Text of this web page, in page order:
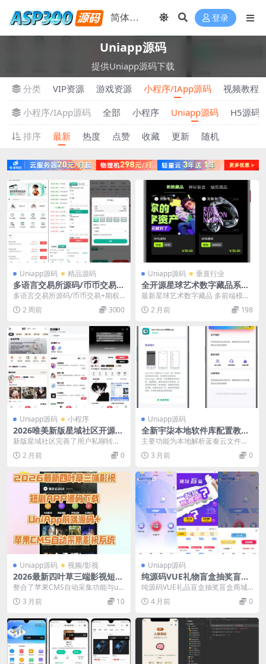
登录
Uniapp源码
提供Uniapp源码下载
分类
VIP资源 游戏资源 小程序/IApp源码
视频教程
小程序/IApp源码
全部 小程序 Uniapp源码
H5源码
排序
最新 热度 点赞 收藏 更新 随机
Uniapp源码 精品源码
多语言交易所源码/币币交易
+永续签约+借贷+新币申购+理
多语言交易所源码/币币交易+期权
交易+永续合 约+Defi借贷+新币申
购+矿 机...
2 周前 3000
Uniapp源码 垂直行业
全开源星球艺术数字藏品系统
源码前端uniapp
最新星球艺术数字藏品 多前端模板
带uniapp源码，本套源码是定制开
发的数藏系统...
2 月前 198
Uniapp源码 小程序
2026唯美新版星域社区开源，
三端APP源码
新版星域社区完善了用户私聊转
账、商城购买、类 似于闲鱼一样的
功能，可以在星域社区...
2 月前 0
Uniapp源码
全新宇柒本地软件库配置教程
– 免费配置 | 本地部署无需服
务器
主要功能为本地解析蓝奏云文件夹
分享外链并显示，不涉及服务器部
署，支持解析单个文件...
3 月前 0
Uniapp源码 视频/影视
2026最新四叶草三端影视短剧
APP源码下载UniApp前端源
码+苹果CMS
整合了苹果CMS自动采集功能与uni
app前端，实现多端影视平台搭
建。系统支持寺...
3 月前 10
Uniapp源码
纯源码VUE礼物盲盒抽奖盲盒
商城2.0源码下载+完整视频教
程
纯源码VUE礼品盲盒抽奖盲盒商城
2.0源码下载+完整视频教程 可以使
用前端VUE...
4 月前 0